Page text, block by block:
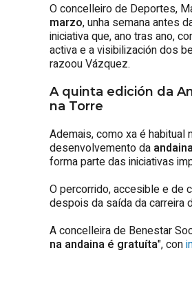
O concelleiro de Deportes,
marzo, unha semana antes
iniciativa que, ano tras ano,
activa e a visibilización dos
razoou Vázquez.
A quinta edición da
na Torre
Ademais, como xa é habitual
desenvolvemento da
forma parte das iniciativas
O percorrido, accesible e de
despois da saída da carreira
A concelleira de Benestar
na andaina é gratuíta", con